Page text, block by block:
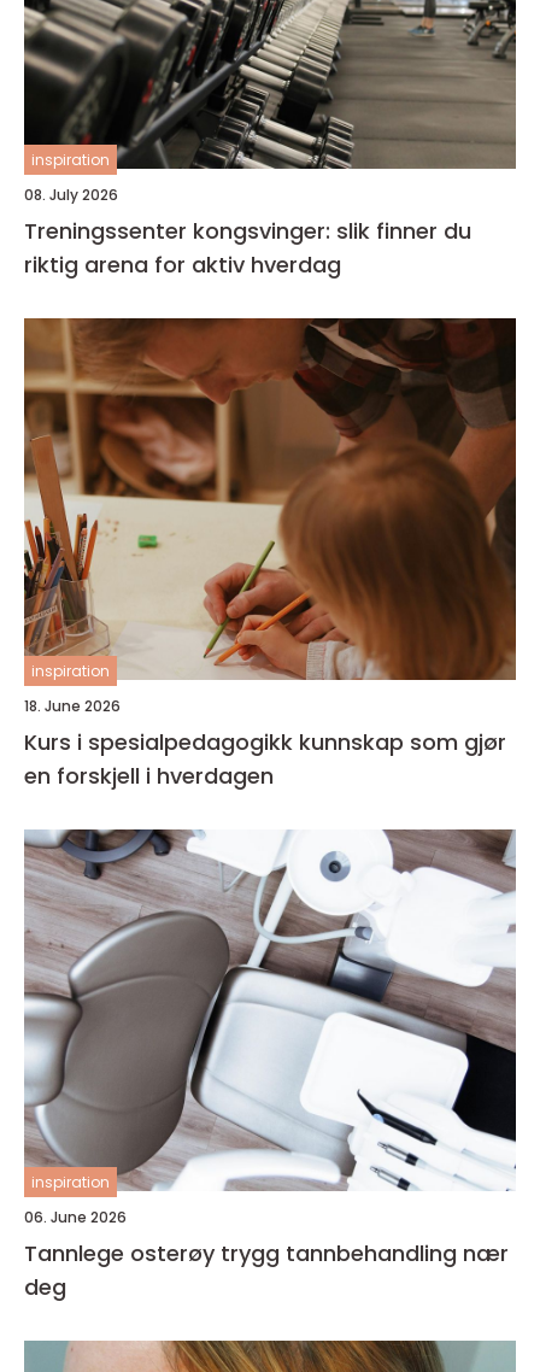
inspiration
08. July 2026
Treningssenter kongsvinger: slik finner du
riktig arena for aktiv hverdag
inspiration
18. June 2026
Kurs i spesialpedagogikk kunnskap som gjør
en forskjell i hverdagen
inspiration
06. June 2026
Tannlege osterøy trygg tannbehandling nær
deg